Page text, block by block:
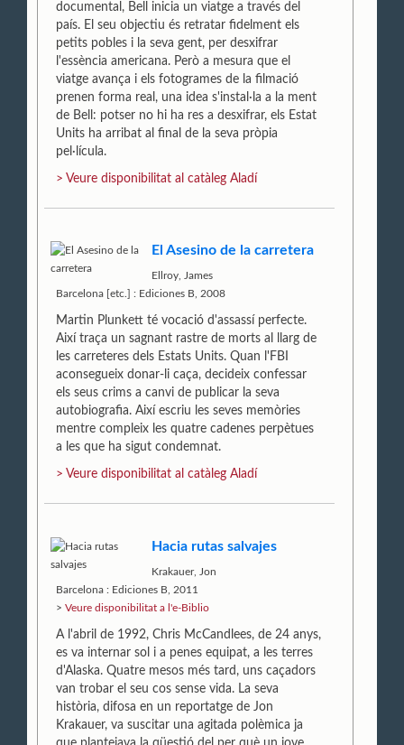
documental, Bell inicia un viatge a través del
país. El seu objectiu és retratar fidelment els
petits pobles i la seva gent, per desxifrar
l'essència americana. Però a mesura que el
viatge avança i els fotogrames de la filmació
prenen forma real, una idea s'instal·la a la ment
de Bell: potser no hi ha res a desxifrar, els Estat
Units ha arribat al final de la seva pròpia
pel·lícula.
> Veure disponibilitat al catàleg Aladí
El Asesino de la carretera
Ellroy, James
Barcelona [etc.] : Ediciones B, 2008
Martin Plunkett té vocació d'assassí perfecte.
Així traça un sagnant rastre de morts al llarg de
les carreteres dels Estats Units. Quan l'FBI
aconsegueix donar-li caça, decideix confessar
els seus crims a canvi de publicar la seva
autobiografia. Així escriu les seves memòries
mentre compleix les quatre cadenes perpètues
a les que ha sigut condemnat.
> Veure disponibilitat al catàleg Aladí
Hacia rutas salvajes
Krakauer, Jon
Barcelona : Ediciones B, 2011
>Veure disponibilitat a l'e-Biblio
A l'abril de 1992, Chris McCandlees, de 24 anys,
es va internar sol i a penes equipat, a les terres
d'Alaska. Quatre mesos més tard, uns caçadors
van trobar el seu cos sense vida. La seva
història, difosa en un reportatge de Jon
Krakauer, va suscitar una agitada polèmica ja